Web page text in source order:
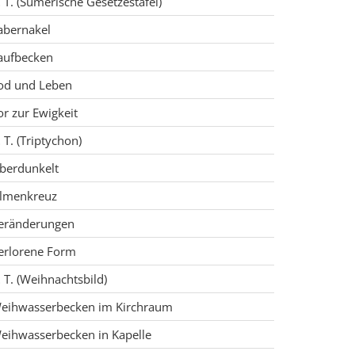
und Leben
zur Ewigkeit
T. (Triptychon)
Form
T. (Weihnachtsbild)
im Kirchraum
in Kapelle